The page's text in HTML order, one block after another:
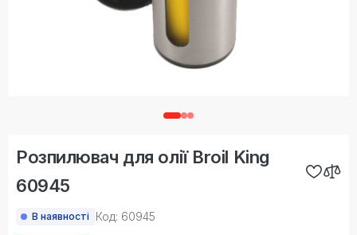
Розпилювач для олії Broil King
60945
В наявності Код: 60945